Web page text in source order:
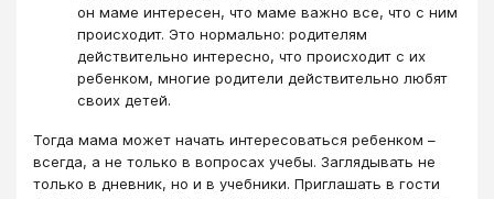
он маме интересен, что маме важно все, что с ним
происходит. Это нормально: родителям
действительно интересно, что происходит с их
ребенком, многие родители действительно любят
своих детей.
Тогда мама может начать интересоваться ребенком –
всегда, а не только в вопросах учебы. Заглядывать не
только в дневник, но и в учебники. Приглашать в гости